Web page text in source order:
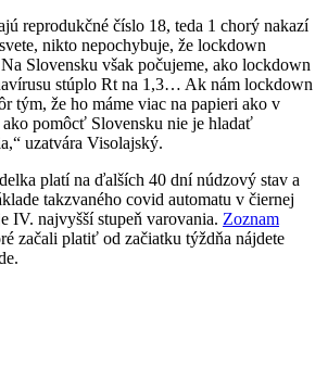
reprodukčné číslo 18, teda 1 chorý nakazí
nikto nepochybuje, že lockdown
Slovensku však počujeme, ako lockdown
stúplo Rt na 1,3… Ak nám lockdown
tým, že ho máme viac na papieri ako v
ako pomôcť Slovensku nie je hladať
uzatvára Visolajský.
platí na ďalších 40 dní núdzový stav a
takzvaného covid automatu v čiernej
IV. najvyšší stupeň varovania. Zoznam
začali platiť od začiatku týždňa nájdete